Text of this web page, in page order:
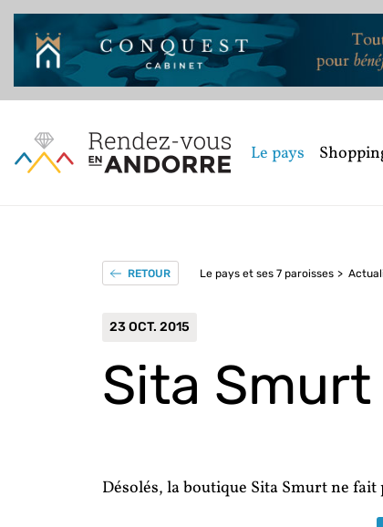
Le pays
RETOUR Le pays et ses 7 paroisses
23 OCT. 2015
Sita Smurt
Désolés, la boutique Sita Smurt ne